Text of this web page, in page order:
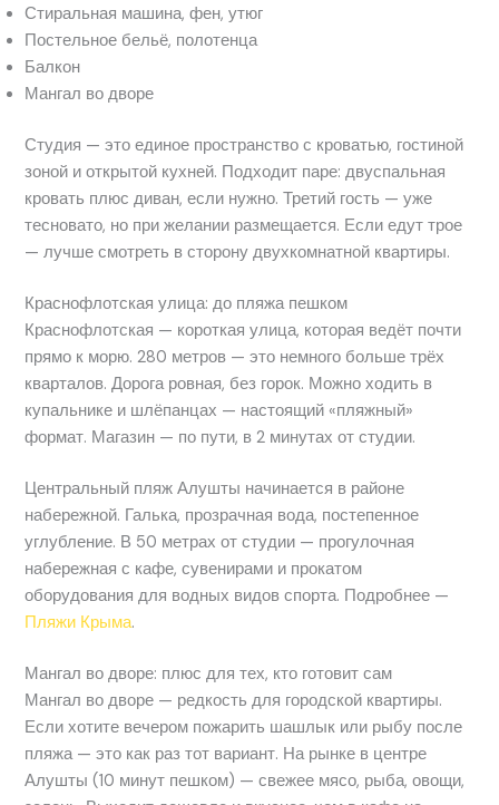
Стиральная машина, фен, утюг
Постельное бельё, полотенца
Балкон
Мангал во дворе
Студия — это единое пространство с кроватью, гостиной
зоной и открытой кухней. Подходит паре: двуспальная
кровать плюс диван, если нужно. Третий гость — уже
тесновато, но при желании размещается. Если едут трое
— лучше смотреть в сторону двухкомнатной квартиры.
Краснофлотская улица: до пляжа пешком
Краснофлотская — короткая улица, которая ведёт почти
прямо к морю. 280 метров — это немного больше трёх
кварталов. Дорога ровная, без горок. Можно ходить в
купальнике и шлёпанцах — настоящий «пляжный»
формат. Магазин — по пути, в 2 минутах от студии.
Центральный пляж Алушты начинается в районе
набережной. Галька, прозрачная вода, постепенное
углубление. В 50 метрах от студии — прогулочная
набережная с кафе, сувенирами и прокатом
оборудования для водных видов спорта. Подробнее —
Пляжи Крыма.
Мангал во дворе: плюс для тех, кто готовит сам
Мангал во дворе — редкость для городской квартиры.
Если хотите вечером пожарить шашлык или рыбу после
пляжа — это как раз тот вариант. На рынке в центре
Алушты (10 минут пешком) — свежее мясо, рыба, овощи,